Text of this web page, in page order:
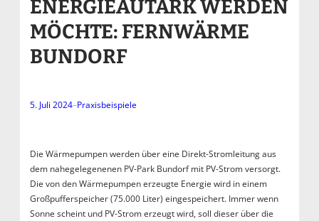
ENERGIEAUTARK WERDEN
MÖCHTE: FERNWÄRME
BUNDORF
5. Juli 2024–Praxisbeispiele
Die Wärmepumpen werden über eine Direkt-Stromleitung aus
dem nahegelegenenen PV-Park Bundorf mit PV-Strom versorgt.
Die von den Wärmepumpen erzeugte Energie wird in einem
Großpufferspeicher (75.000 Liter) eingespeichert. Immer wenn
Sonne scheint und PV-Strom erzeugt wird, soll dieser über die